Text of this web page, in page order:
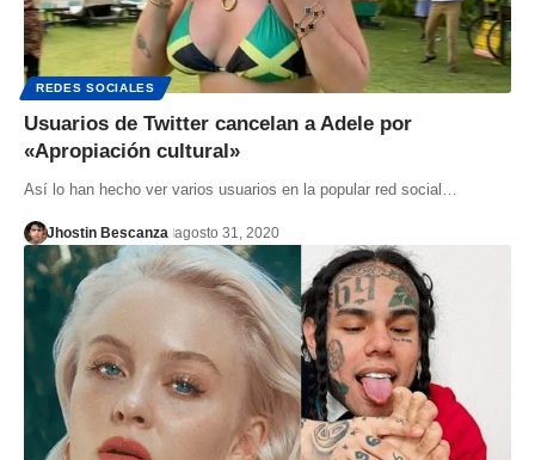
REDES SOCIALES
Usuarios de Twitter cancelan a Adele por
«Apropiación cultural»
Así lo han hecho ver varios usuarios en la popular red social…
Jhostin Bescanza agosto 31, 2020